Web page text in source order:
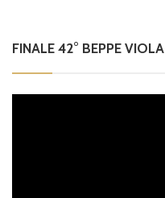
FINALE 42° BEPPE VIOLA